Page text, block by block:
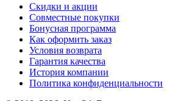
Скидки и акции
Совместные покупки
Бонусная программа
Как оформить заказ
Условия возврата
Гарантия качества
История компании
Политика конфиденциальности